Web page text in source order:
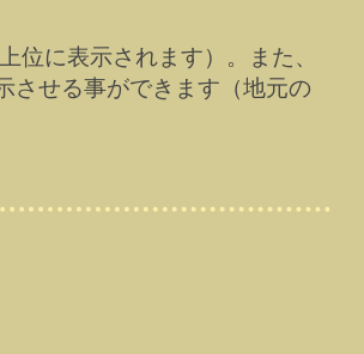
に表示されます）。また、
させる事ができます（地元の